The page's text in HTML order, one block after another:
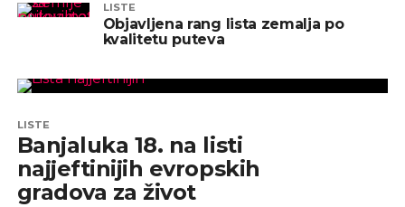
LISTE
Objavljena rang lista zemalja po
kvalitetu puteva
LISTE
Banjaluka 18. na listi
najjeftinijih evropskih
gradova za život